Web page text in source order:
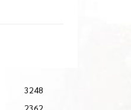
3248
2362